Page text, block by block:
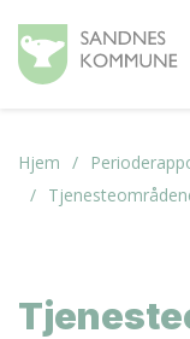
Hjem